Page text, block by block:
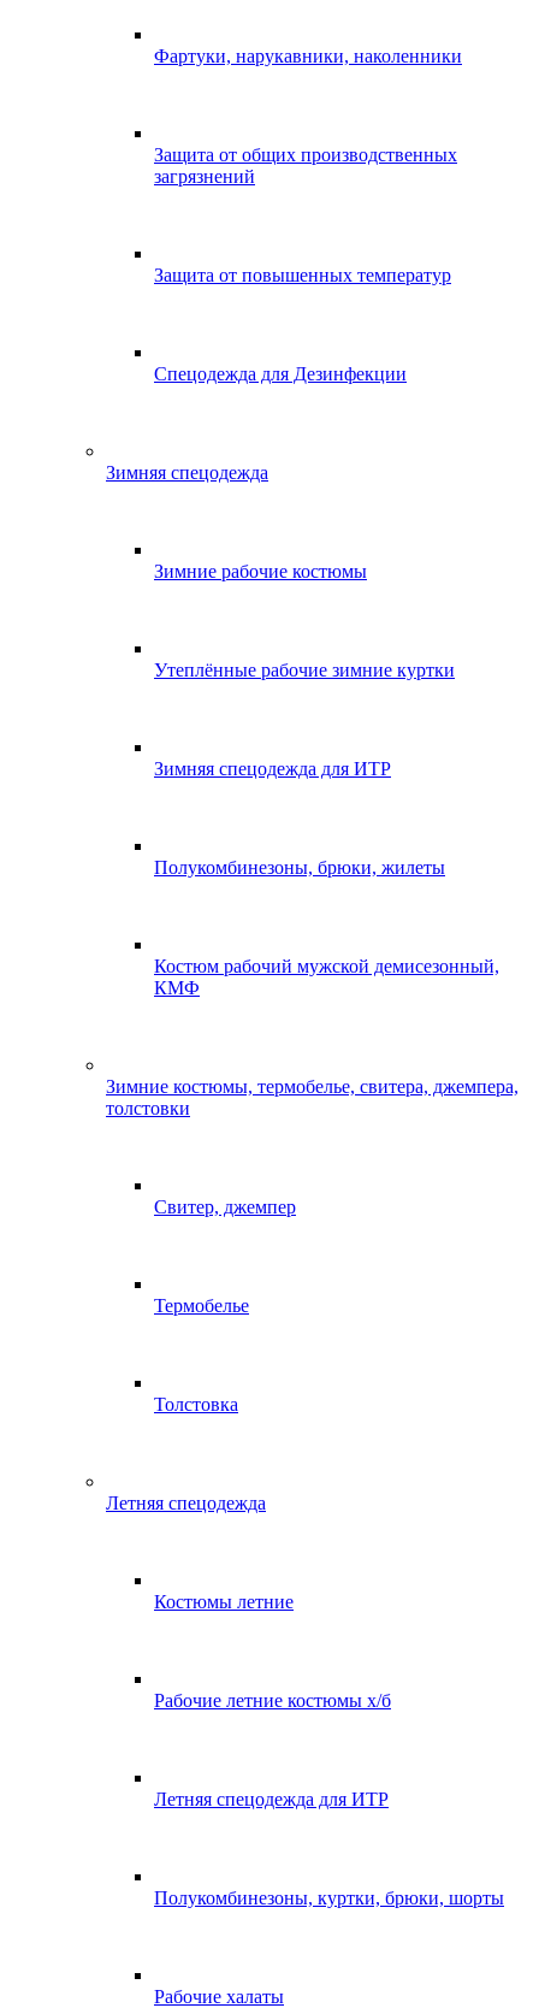
Фартуки, нарукавники, наколенники
Защита от общих производственных
загрязнений
Защита от повышенных температур
Спецодежда для Дезинфекции
Зимняя спецодежда
Зимние рабочие костюмы
Утеплённые рабочие зимние куртки
Зимняя спецодежда для ИТР
Полукомбинезоны, брюки, жилеты
Костюм рабочий мужской демисезонный,
КМФ
Зимние костюмы, термобелье, свитера, джемпера,
толстовки
Свитер, джемпер
Термобелье
Толстовка
Летняя спецодежда
Костюмы летние
Рабочие летние костюмы х/б
Летняя спецодежда для ИТР
Полукомбинезоны, куртки, брюки, шорты
Рабочие халаты